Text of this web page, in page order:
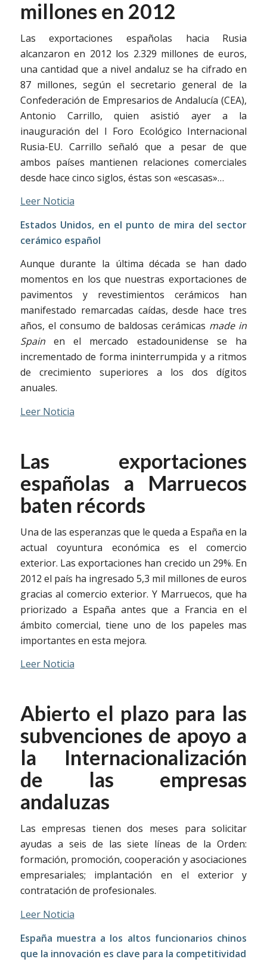
millones en 2012
Las exportaciones españolas hacia Rusia
alcanzaron en 2012 los 2.329 millones de euros,
una cantidad que a nivel andaluz se ha cifrado en
87 millones, según el secretario general de la
Confederación de Empresarios de Andalucía (CEA),
Antonio Carrillo, quien asistió ayer a la
inauguración del I Foro Ecológico Internacional
Rusia-EU. Carrillo señaló que a pesar de que
ambos países mantienen relaciones comerciales
desde hace cinco siglos, éstas son «escasas»…
Leer Noticia
Estados Unidos, en el punto de mira del sector
cerámico español
Aunque durante la última década se han dado
momentos en los que nuestras exportaciones de
pavimentos y revestimientos cerámicos han
manifestado remarcadas caídas, desde hace tres
años, el consumo de baldosas cerámicas made in
Spainen el mercado estadounidense se ha
incrementado de forma ininterrumpida y a ritmos
de crecimiento superiores a los dos dígitos
anuales.
Leer Noticia
Las exportaciones
españolas a Marruecos
baten récords
Una de las esperanzas que le queda a España en la
actual coyuntura económica es el comercio
exterior. Las exportaciones han crecido un 29%. En
2012 el país ha ingresado 5,3 mil millones de euros
gracias al comercio exterior. Y Marruecos, que ha
priorizado a España antes que a Francia en el
ámbito comercial, tiene uno de los papeles mas
importantes en esta mejora.
Leer Noticia
Abierto el plazo para las
subvenciones de apoyo a
la Internacionalización
de las empresas
andaluzas
Las empresas tienen dos meses para solicitar
ayudas a seis de las siete líneas de la Orden:
formación, promoción, cooperación y asociaciones
empresariales; implantación en el exterior y
contratación de profesionales.
Leer Noticia
España muestra a los altos funcionarios chinos
que la innovación es clave para la competitividad